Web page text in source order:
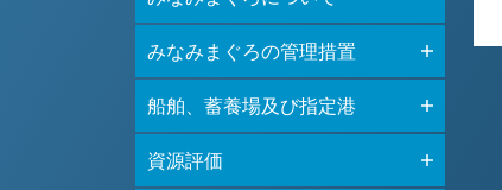
みなみまぐろの管理措置
船舶、蓄養場及び指定港
資源評価